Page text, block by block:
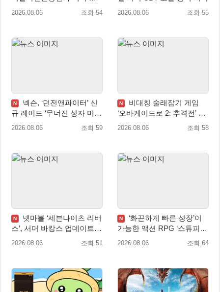
임산업 육성 위한 업무협약
2026.08.06 조회 54 2026.08.06 조회 55
N
넥슨, ‘던전앤파이터’ 신
규 레이드 ‘무너진 성자 미카
엘라’ 업데이트!
2026.08.06 조회 59
N
비대칭 술래잡기 게임
‘오바케이도로 2: 추격전’ 닌
텐도 eShop 출시
2026.08.06 조회 58
N
넷마블 ‘세븐나이츠 리버
스’, 서머 바캉스 업데이트
실시
2026.08.06 조회 51
N
‘화끈하게 빠른 성장’이
가능한 액션 RPG ‘스튜피드
네버 다이즈’ 패키지판 예약
2026.08.06 조회 64